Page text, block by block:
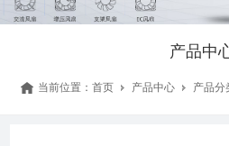
产品中
当前位置： 首页 产品中心 产品分